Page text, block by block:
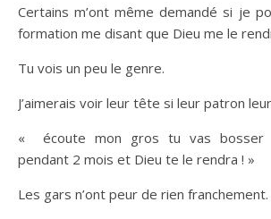
Certains m’ont même demandé si je
formation me disant que Dieu me le
Tu vois un peu le genre.
J’aimerais voir leur tête si leur patron
« écoute mon gros tu vas bosser
pendant 2 mois et Dieu te le rendra ! »
Les gars n’ont peur de rien franchement.